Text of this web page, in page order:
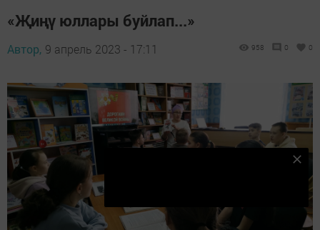
«Җиңү юллары буйлап...»
Автор, 9 апрель 2023 - 17:11 958 0 0